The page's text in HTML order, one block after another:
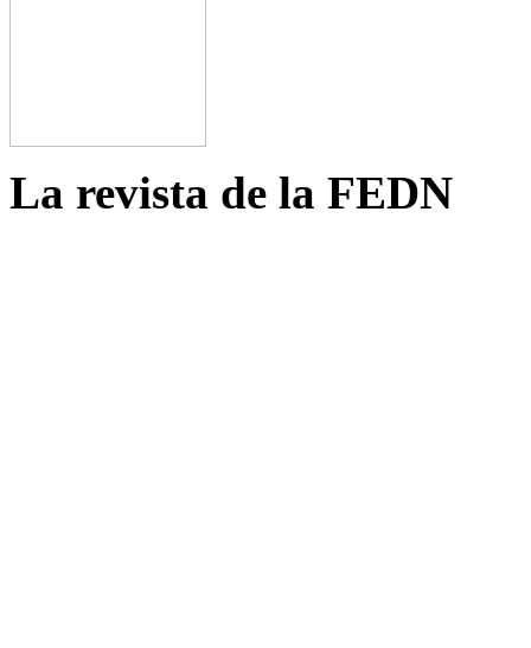
La revista de la FEDN